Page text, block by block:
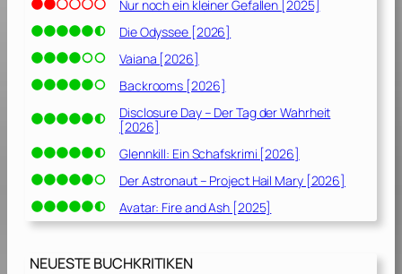
Nur noch ein kleiner Gefallen [2025]
Die Odyssee [2026]
Vaiana [2026]
Backrooms [2026]
Disclosure Day – Der Tag der Wahrheit
[2026]
Glennkill: Ein Schafskrimi [2026]
Der Astronaut – Project Hail Mary [2026]
Avatar: Fire and Ash [2025]
NEUESTE BUCHKRITIKEN